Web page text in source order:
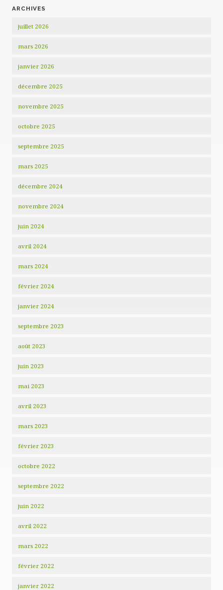
ARCHIVES
juillet 2026
mars 2026
janvier 2026
décembre 2025
novembre 2025
octobre 2025
septembre 2025
mars 2025
décembre 2024
novembre 2024
juin 2024
avril 2024
mars 2024
février 2024
janvier 2024
septembre 2023
août 2023
juin 2023
mai 2023
avril 2023
mars 2023
février 2023
octobre 2022
septembre 2022
juin 2022
avril 2022
mars 2022
février 2022
janvier 2022